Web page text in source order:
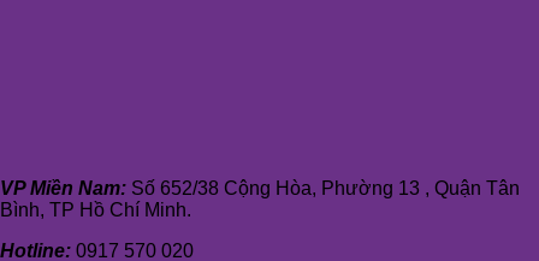
VP Miền Nam: Số 652/38 Cộng Hòa, Phường 13 , Quận Tân
Bình, TP Hồ Chí Minh.
Hotline: 0917 570 020